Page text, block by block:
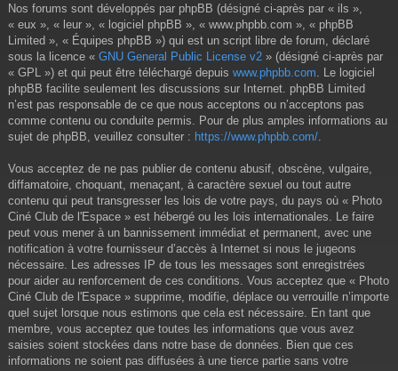
Nos forums sont développés par phpBB (désigné ci-après par « ils »,
« eux », « leur », « logiciel phpBB », « www.phpbb.com », « phpBB
Limited », « Équipes phpBB ») qui est un script libre de forum, déclaré
sous la licence « GNU General Public License v2 » (désigné ci-après par
« GPL ») et qui peut être téléchargé depuis www.phpbb.com . Le logiciel
phpBB facilite seulement les discussions sur Internet. phpBB Limited
n’est pas responsable de ce que nous acceptons ou n’acceptons pas
comme contenu ou conduite permis. Pour de plus amples informations au
sujet de phpBB, veuillez consulter : https://www.phpbb.com/
Vous acceptez de ne pas publier de contenu abusif, obscène, vulgaire,
diffamatoire, choquant, menaçant, à caractère sexuel ou tout autre
contenu qui peut transgresser les lois de votre pays, du pays où « Photo
Ciné Club de l'Espace » est hébergé ou les lois internationales. Le faire
peut vous mener à un bannissement immédiat et permanent, avec une
notification à votre fournisseur d’accès à Internet si nous le jugeons
nécessaire. Les adresses IP de tous les messages sont enregistrées
pour aider au renforcement de ces conditions. Vous acceptez que « Photo
Ciné Club de l'Espace » supprime, modifie, déplace ou verrouille n’importe
quel sujet lorsque nous estimons que cela est nécessaire. En tant que
membre, vous acceptez que toutes les informations que vous avez
saisies soient stockées dans notre base de données. Bien que ces
informations ne soient pas diffusées à une tierce partie sans votre